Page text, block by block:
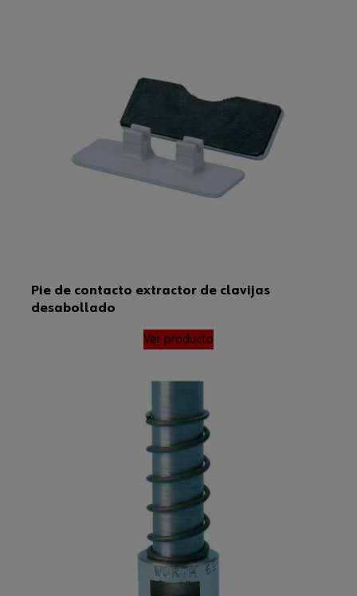
Pie de contacto extractor de clavijas
desabollado
Ver producto